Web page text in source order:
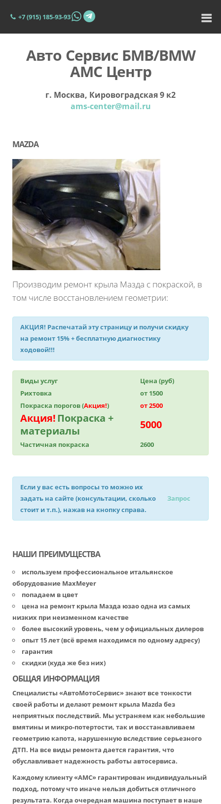
+7 (915) 185-93-93
Авто Сервис БМВ/BMW
АМС Центр
г. Москва, Кировоградская 9 к2
ams-center@mail.ru
MAZDA
Производим ремонт крыла Мазда с покраской, в
том числе восстановлением геометрии:
АКЦИЯ! Распечатай эту страницу и получискидку
на ремонт 15%+ бесплатную диагностику
ходовой!!!
Виды услуг
Цена (руб)
Рихтовка
от 1500
Покраска порогов (Акция!) от 2500
Акция!Покраска +
материалы
5000
Частичная покраска 2600
Если у вас есть вопросы то можно их
задать на сайте (консультации, сколько
стоит и т.п.), нажав на кнопку справа.
Запрос
НАШИ ПРЕИМУЩЕСТВА
используем профессиональное итальянское
оборудование MaxMeyer
попадаем в цвет
цена на ремонт крыла Мазда юзао одна из самых
низких при неизменном качестве
более высокий уровень, чем у официальных дилеров
опыт 15 лет (всё время находимся по одному адресу)
гарантия
скидки (куда же без них)
ОБЩАЯ ИНФОРМАЦИЯ
Специалисты «АвтоМотоСервис» знают все тонкости
своей работы и делают ремонт крыла Mazda без
неприятных последствий. Мы устраняем как небольшие
вмятины и микро-потертости, так и восстанавливаем
геометрию капота, нарушенную вследствие серьезного
ДТП. На все виды ремонта дается гарантия, что
обуславливает надежность работы автосервиса.
Каждому клиенту «АМС» гарантирован индивидуальный
подход, потому что иначе нельзя добиться отличного
результата. Когда очередная машина поступает в наше